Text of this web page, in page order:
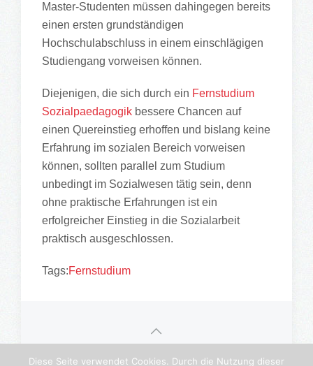
Master-Studenten müssen dahingegen bereits
einen ersten grundständigen
Hochschulabschluss in einem einschlägigen
Studiengang vorweisen können.
Diejenigen, die sich durch ein Fernstudium
Sozialpaedagogik bessere Chancen auf
einen Quereinstieg erhoffen und bislang keine
Erfahrung im sozialen Bereich vorweisen
können, sollten parallel zum Studium
unbedingt im Sozialwesen tätig sein, denn
ohne praktische Erfahrungen ist ein
erfolgreicher Einstieg in die Sozialarbeit
praktisch ausgeschlossen.
Tags:Fernstudium
Diese Seite verwendet Cookies. Durch die Nutzung dieser